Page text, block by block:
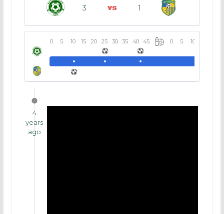
3 1
0 5 10 15 20 25 30 35 40 45 0 5 10
4
years
ago